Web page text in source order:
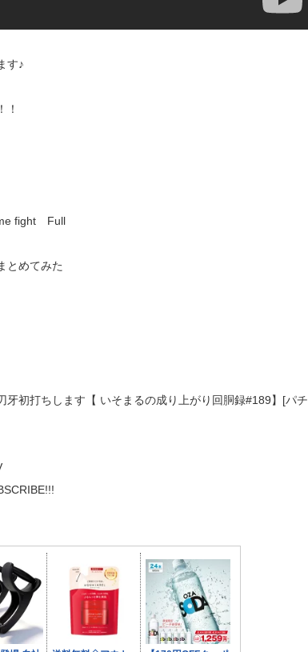
す♪
！
fight Full
とめてみた
初打ちします【 いそまるの成り上がり回胴録#189】[パチ